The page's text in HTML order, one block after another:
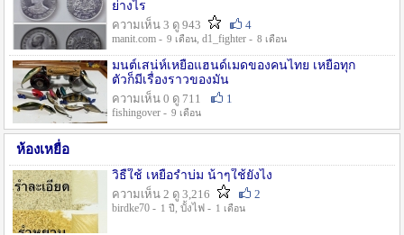
ย่างไร
ความเห็น 3 ดู 943
4
manit.com - 9 เดือน, d1_fighter - 8 เดือน
มนต์เสน่ห์เหยื่อแฮนด์เมดของคนไทย เหยื่อทุก
ตัวก็มีเรื่องราวของมัน
ความเห็น 0 ดู 711
1
fishingover - 9 เดือน
ห้องเหยื่อ
วิธืใช้ เหยื่อรำบ่ม น้าๆใช้ยังไง
ความเห็น 2 ดู 3,216
2
birdke70 - 1 ปี , บั้งไฟ - 1 เดือน